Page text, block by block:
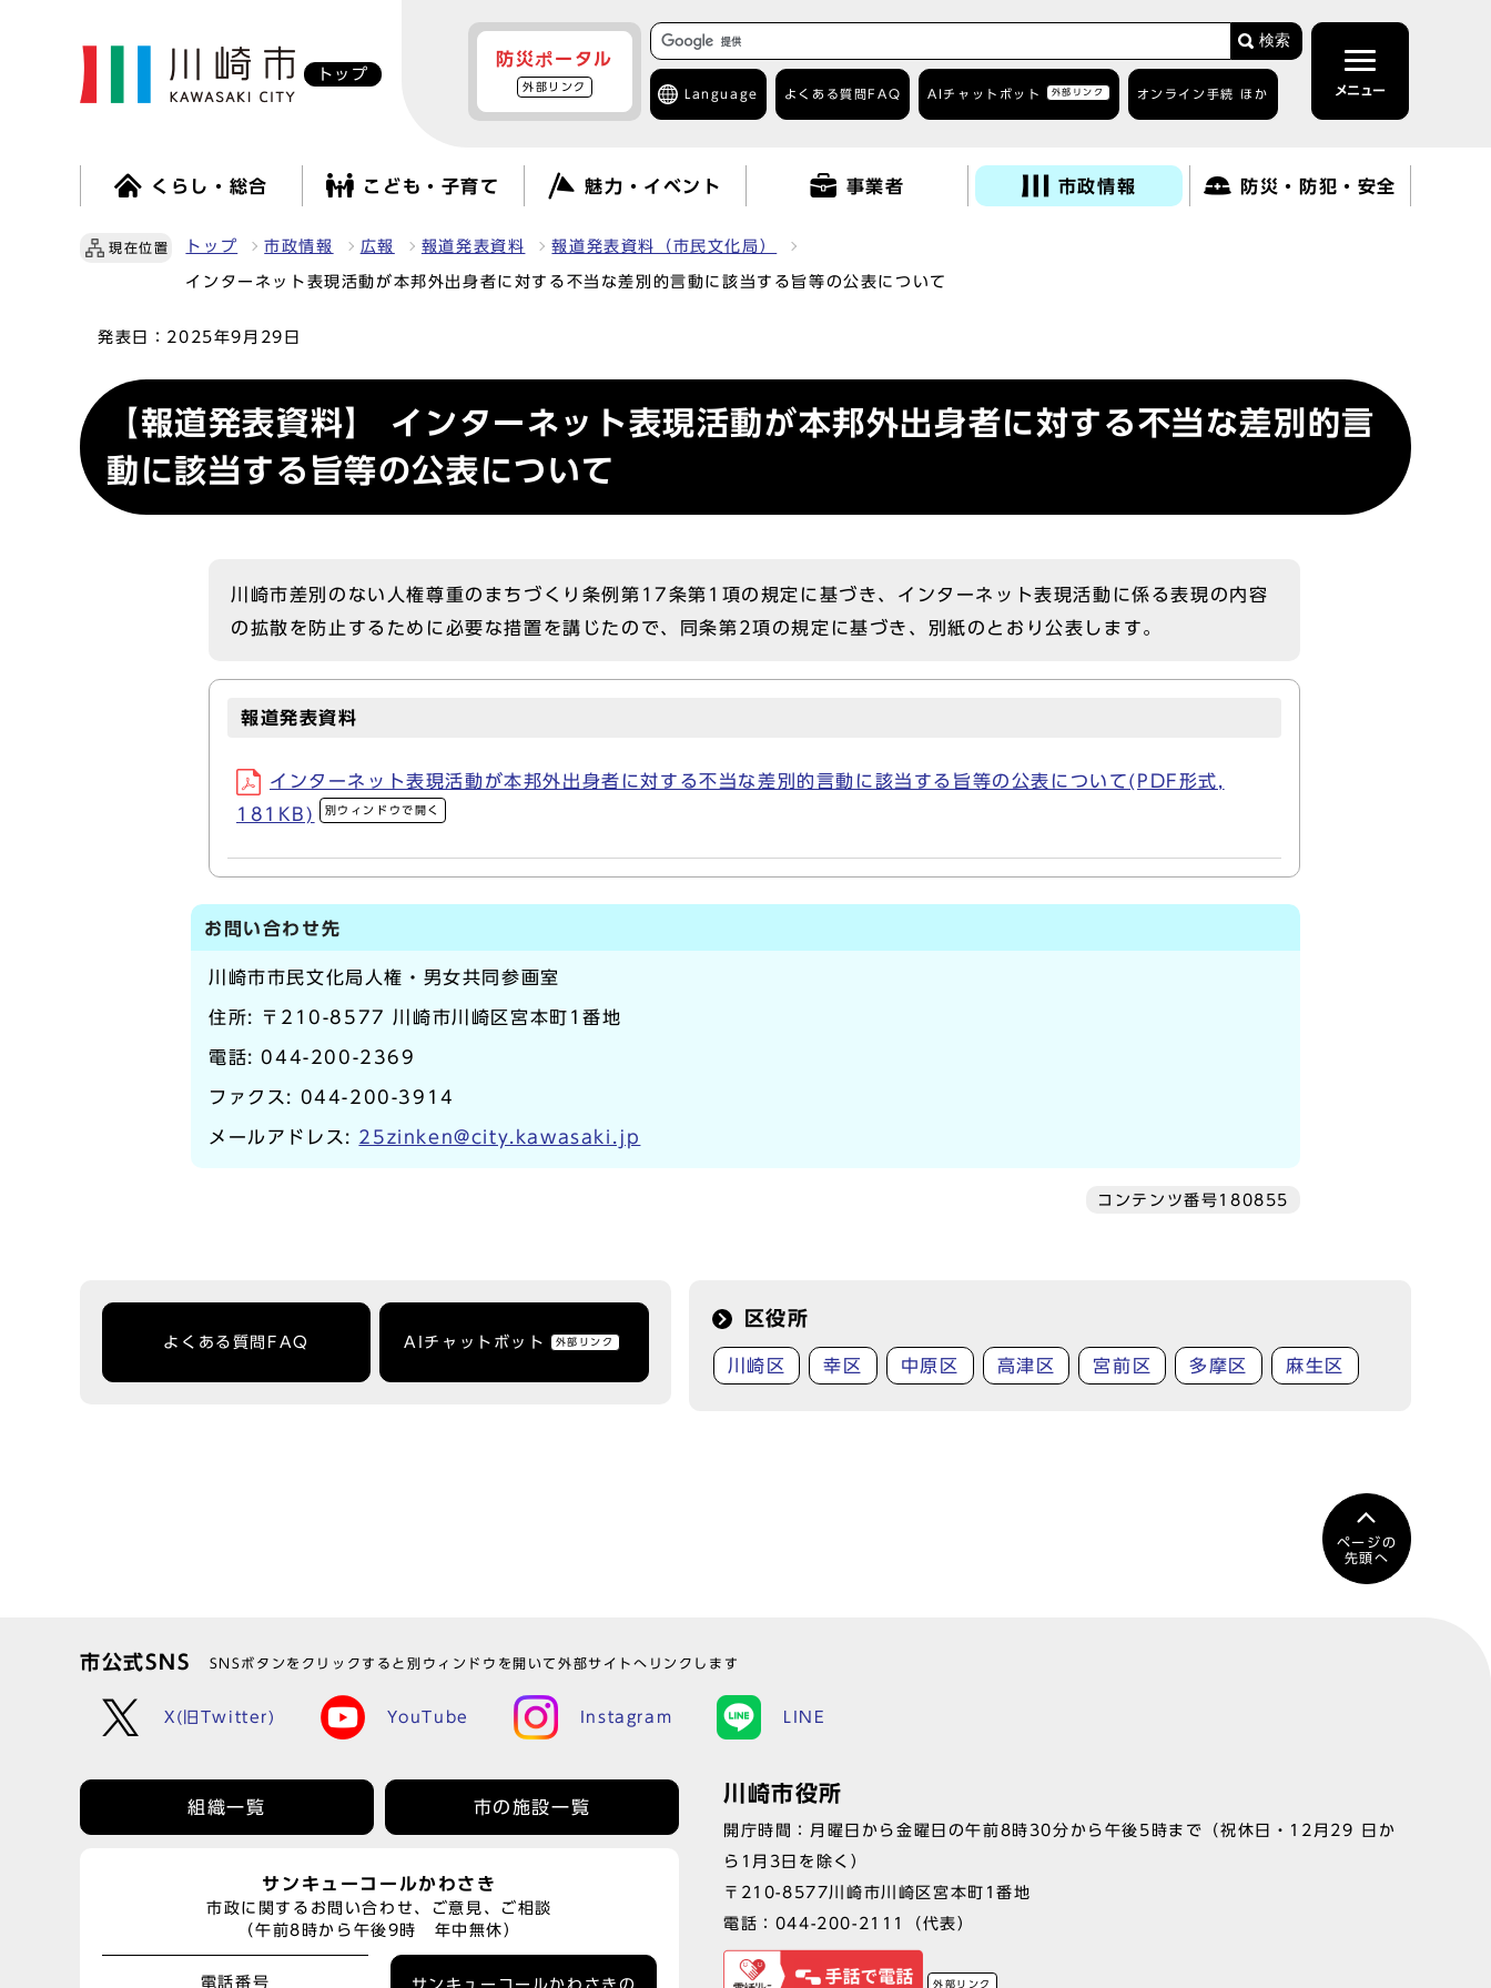
トップ
防災ポータル
外部リンク
検索
Language よくある質問 FAQ AIチャットボット 外部リンク オンライン手続 ほか メニュー
くらし・総合 こども・子育て 魅力・イベント 事業者 市政情報 防災・防犯・安全
現在位置 トップ 市政情報 広報 報道発表資料 報道発表資料（市民文化局）
インターネット表現活動が本邦外出身者に対する不当な差別的言動に該当する旨等の公表について
発表日： 2025年9月29日
【報道発表資料】 インターネット表現活動が本邦外出身者に対する不当な差別的言
動に該当する旨等の公表について
川崎市差別のない人権尊重のまちづくり条例第17条第1項の規定に基づき、インターネット表現活動に係る表現の内容
の拡散を防止するために必要な措置を講じたので、同条第2項の規定に基づき、別紙のとおり公表します。
報道発表資料
インターネット表現活動が本邦外出身者に対する不当な差別的言動に該当する旨等の公表について(PDF形式,
181KB)
別ウィンドウで開く
お問い合わせ先
川崎市市民文化局人権・男女共同参画室
住所: 〒210-8577 川崎市川崎区宮本町1番地
電話: 044-200-2369
ファクス: 044-200-3914
メールアドレス: 25zinken@city.kawasaki.jp
コンテンツ番号180855
よくある質問FAQ AIチャットボット 外部リンク
区役所
川崎区 幸区 中原区 高津区 宮前区 多摩区 麻生区
ページの
先頭へ
市公式SNS SNSボタンをクリックすると別ウィンドウを開いて外部サイトへリンクします
X(旧Twitter) YouTube Instagram LINE
組織一覧 市の施設一覧
サンキューコールかわさき
市政に関するお問い合わせ、ご意見、ご相談
（午前8時から午後9時 年中無休）
電話番号 サンキューコールかわさきの
川崎市役所
開庁時間：月曜日から金曜日の午前8時30分から午後5時まで（祝休日・12月29 日か
ら1月3日を除く）
〒210-8577川崎市川崎区宮本町1番地
電話： 044-200-2111 （代表）
外部リンク